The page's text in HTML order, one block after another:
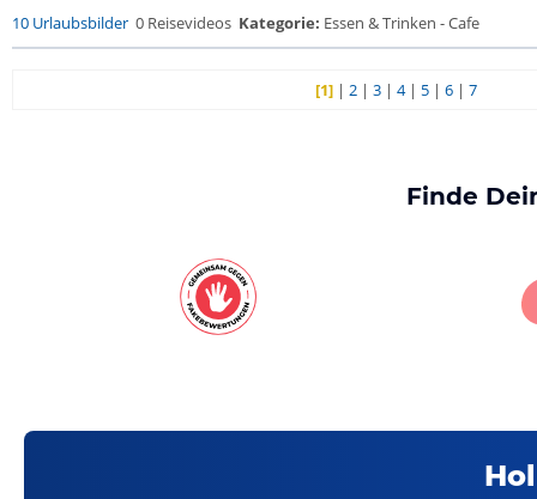
10 Urlaubsbilder 0 Reisevideos Kategorie: Essen & Trinken - Cafe
[1] |2 |3 |4| 5 |6 |7
Finde